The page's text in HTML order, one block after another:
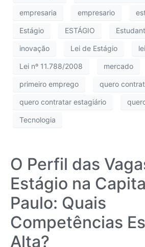
empresaria empresario
Estágio ESTÁGIO
inovação Lei de Estágio
Lei nº 11.788/2008 mercado
primeiro emprego quero
quero contratar estagiário
Tecnologia
O Perfil das
Estágio na
Paulo: Quais
Competências
Alta?